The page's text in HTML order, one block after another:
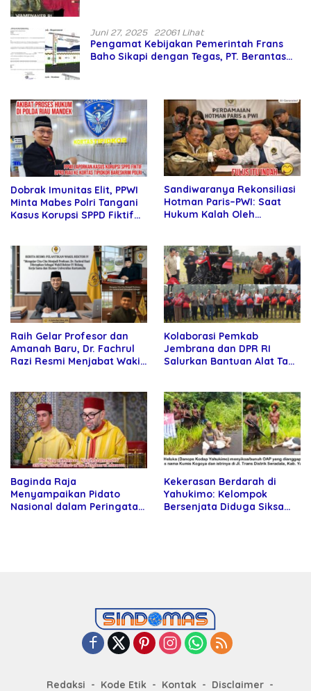
Juni 27, 2025 22061 Lihat
Pengamat Kebijakan Pemerintah Frans
Baho Sikapi dengan Tegas, PT. Berantas
Dobrak Imunitas Elit, PPWI
Minta Mabes Polri Tangani
Kasus Korupsi SPPD Fiktif
Sandiwaranya Rekonsiliasi
Hotman Paris–PWI: Saat
Hukum Kalah Oleh
Raih Gelar Profesor dan
Amanah Baru, Dr. Fachrul
Razi Resmi Menjabat Wakil
Kolaborasi Pemkab
Jembrana dan DPR RI
Salurkan Bantuan Alat Tani
Baginda Raja
Menyampaikan Pidato
Nasional dalam Peringatan
Kekerasan Berdarah di
Yahukimo: Kelompok
Bersenjata Diduga Siksa
Redaksi Kode Etik Kontak Disclaimer